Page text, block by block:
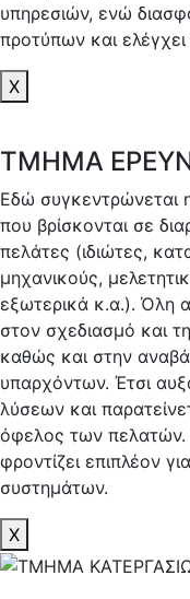
υπηρεσιών, ενώ
προτύπων και ελέγχει
X
TMHMA
Εδώ συγκεντρώνεται
που βρίσκονται σε
πελάτες (ιδιώτες,
μηχανικούς,
εξωτερικά κ.α.). Όλη
στον σχεδιασμό και
καθώς και στην
υπαρχόντων. Έτσι
λύσεων και
όφελος των πελατών.
φροντίζει επιπλέον
συστημάτων.
X